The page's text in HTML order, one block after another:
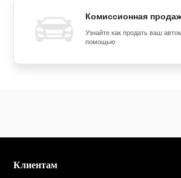
Комиссионная
Узнайте как продать ваш
помощью
Клиентам